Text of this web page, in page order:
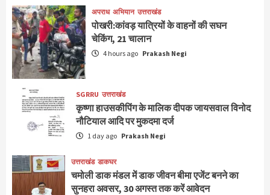
अपराध अभियान उत्तराखंड
पोखरी:कांवड़ यात्रियों के वाहनों की सघन
चेकिंग, 21 चालान
4 hours ago Prakash Negi
SGRRU उत्तराखंड
कृष्णा हाउसकीपिंग के मालिक दीपक जायसवाल विनोद
नौटियाल आदि पर मुकदमा दर्ज
1 day ago Prakash Negi
उत्तराखंड डाकघर
चमोली डाक मंडल में डाक जीवन बीमा एजेंट बनने का
सुनहरा अवसर, 30 अगस्त तक करें आवेदन